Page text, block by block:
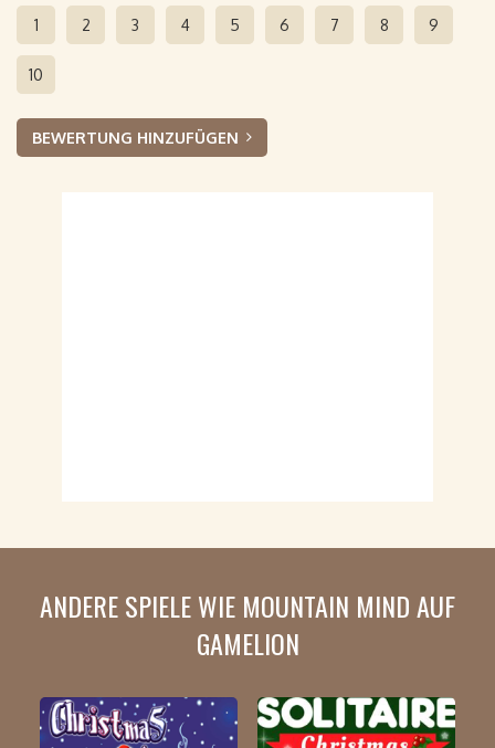
1 2 3 4 5 6 7 8 9
10
BEWERTUNG HINZUFÜGEN
ANDERE SPIELE WIE MOUNTAIN MIND AUF
GAMELION